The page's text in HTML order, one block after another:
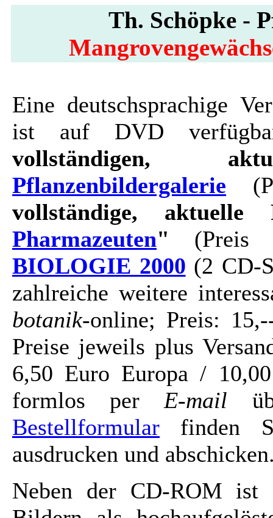
Th. Schöpke -
Eine deutschsprachige
ist auf DVD
vollständigen,
Pflanzenbildergalerie
vollständige, aktuelle
Pharmazeuten" (Preis
BIOLOGIE 2000 (2 CD-
zahlreiche weitere
botanik-online; Preis:
Preise jeweils plus
6,50 Euro Europa /
formlos perE-mail
Bestellformular finden
ausdrucken und
Neben der CD-ROM ist